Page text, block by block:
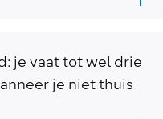
je vaat tot wel drie
je niet thuis